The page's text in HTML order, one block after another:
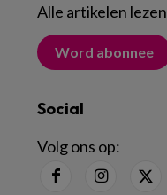
Alle artikelen lezen
Word abonnee
Social
Volg ons op: